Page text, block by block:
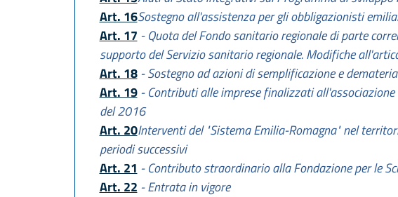
Art. 16Sostegno all'assistenza per gli obbligazionisti
Art. 17 - Quota del Fondo sanitario regionale di parte
supporto del Servizio sanitario regionale. Modifiche
Art. 18- Sostegno ad azioni di semplificazione e
Art. 19- Contributi alle imprese finalizzati all'associazione
del 2016
Art. 20Interventi del "Sistema Emilia-Romagna" nel
periodi successivi
Art. 21 - Contributo straordinario alla Fondazione per le
Art. 22 - Entrata in vigore